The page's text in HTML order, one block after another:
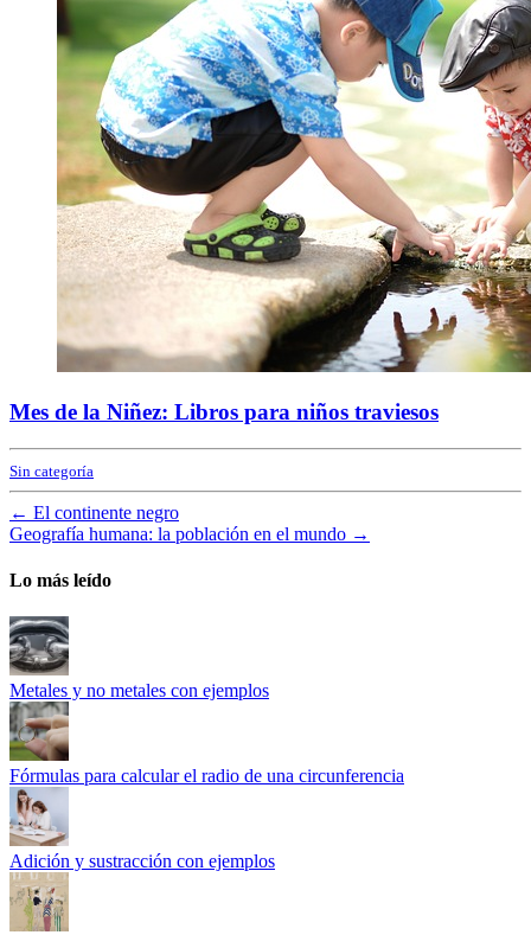
Mes de la Niñez: Libros para niños traviesos
Sin categoría
← El continente negro
Geografía humana: la población en el mundo →
Lo más leído
Metales y no metales con ejemplos
Fórmulas para calcular el radio de una circunferencia
Adición y sustracción con ejemplos